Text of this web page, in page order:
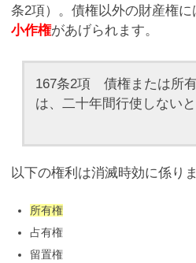
条2項）。債権以外の財産権に
小作権があげられます。
167条2項 債権または所
は、二十年間行使しない
以下の権利は消滅時効に係り
所有権
占有権
留置権